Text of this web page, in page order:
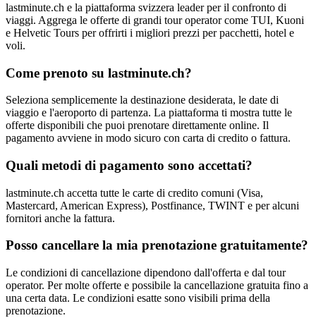
lastminute.ch e la piattaforma svizzera leader per il confronto di
viaggi. Aggrega le offerte di grandi tour operator come TUI, Kuoni
e Helvetic Tours per offrirti i migliori prezzi per pacchetti, hotel e
voli.
Come prenoto su lastminute.ch?
Seleziona semplicemente la destinazione desiderata, le date di
viaggio e l'aeroporto di partenza. La piattaforma ti mostra tutte le
offerte disponibili che puoi prenotare direttamente online. Il
pagamento avviene in modo sicuro con carta di credito o fattura.
Quali metodi di pagamento sono accettati?
lastminute.ch accetta tutte le carte di credito comuni (Visa,
Mastercard, American Express), Postfinance, TWINT e per alcuni
fornitori anche la fattura.
Posso cancellare la mia prenotazione gratuitamente?
Le condizioni di cancellazione dipendono dall'offerta e dal tour
operator. Per molte offerte e possibile la cancellazione gratuita fino a
una certa data. Le condizioni esatte sono visibili prima della
prenotazione.